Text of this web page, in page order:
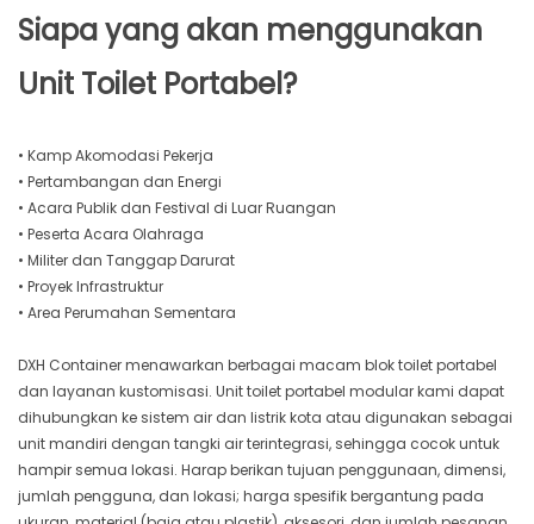
Siapa yang akan menggunakan
Unit Toilet Portabel?
• Kamp Akomodasi Pekerja
• Pertambangan dan Energi
• Acara Publik dan Festival di Luar Ruangan
• Peserta Acara Olahraga
• Militer dan Tanggap Darurat
• Proyek Infrastruktur
• Area Perumahan Sementara
DXH Container menawarkan berbagai macam blok toilet portabel
dan layanan kustomisasi. Unit toilet portabel modular kami dapat
dihubungkan ke sistem air dan listrik kota atau digunakan sebagai
unit mandiri dengan tangki air terintegrasi, sehingga cocok untuk
hampir semua lokasi. Harap berikan tujuan penggunaan, dimensi,
jumlah pengguna, dan lokasi; harga spesifik bergantung pada